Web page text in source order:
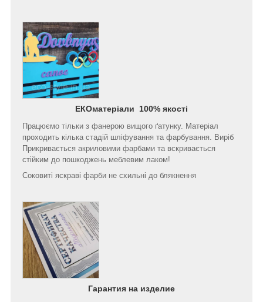
ЕКОматеріали 100% якості
Працюємо тільки з фанерою вищого ґатунку. Матеріал
проходить кілька стадій шліфування та фарбування. Виріб
Прикривається акриловими фарбами та вскривається
стійким до пошкоджень меблевим лаком!
Соковиті яскраві фарби не схильні до блякнення
Гарантия на изделие